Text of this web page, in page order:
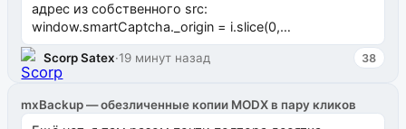
адрес из собственного src:
window.smartCaptcha._origin = i.slice(0,
i.lastIndexOf("/")) // строка 7275 и потом доз...
Scorp Satex·19 минут назад 38
mxBackup — обезличенные копии MODX в пару кликов